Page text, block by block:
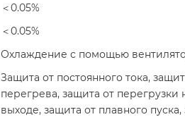
＜0.05%
＜0.05%
Охлаждение с помощью
Защита от постоянного тока,
перегрева, защита от перегрузки
выходе, защита от плавного